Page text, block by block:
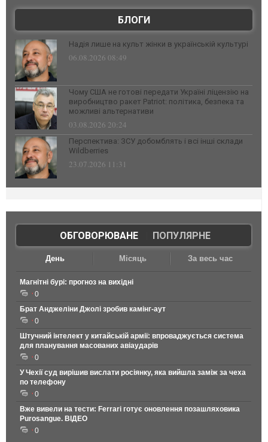
БЛОГИ
Надія лише на культ жінки в українській культурі
06.08.2026 08:49
Чому США не готові передати Україні ліцензію на
виробництво ракет Patriot: політика, безпека та
можливі альтернативи
03.08.2026 20:24
Перспектива: ЗСУ добомблять і всі інші склади
Wildberries
23.07.2026 11:31
ОБГОВОРЮВАНЕ| ПОПУЛЯРНЕ
День Місяць За весь час
Магнітні бурі: прогноз на вихідні
0
Брат Анджеліни Джолі зробив камінг-аут
0
Штучний інтелект у китайській армії: впроваджується система
для планування масованих авіаударів
0
У Чехії суд вирішив вислати росіянку, яка вийшла заміж за чеха
по телефону
0
Вже вивели на тести: Ferrari готує оновлення позашляховика
Purosangue. ВІДЕО
0